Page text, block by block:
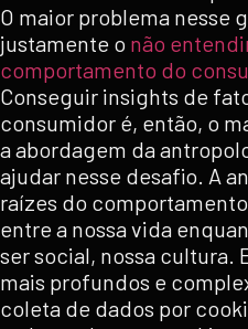
O maior problema nesse
justamente o não
comportamento do
Conseguir insights de
consumidor é, então, o
a abordagem da
ajudar nesse desafio. A
raízes do
entre a nossa vida
ser social, nossa cultura.
mais profundos e
coleta de dados por